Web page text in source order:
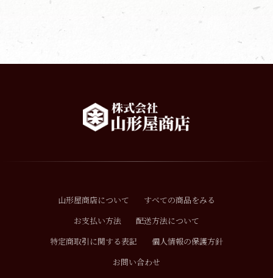
山形屋商店について
すべての商品をみる
お支払い方法
配送方法について
特定商取引に関する表記
個人情報の保護方針
お問い合わせ